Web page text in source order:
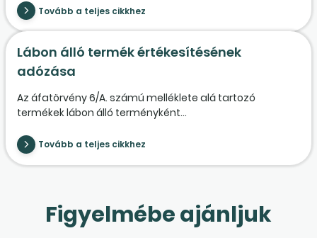
Tovább a teljes cikkhez
Lábon álló termék értékesítésének
adózása
Az áfatörvény 6/A. számú melléklete alá tartozó
termékek lábon álló terményként...
Tovább a teljes cikkhez
Figyelmébe ajánljuk